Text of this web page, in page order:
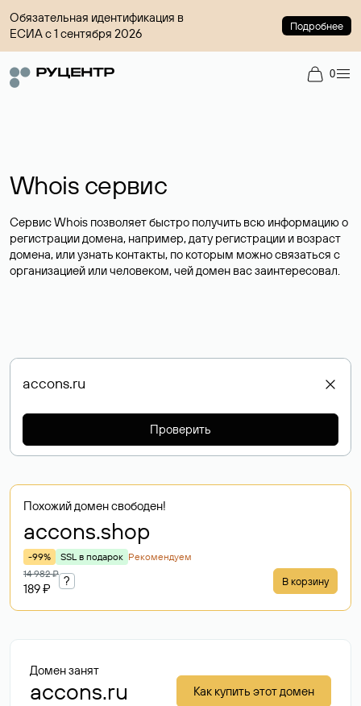
Обязательная идентификация в
ЕСИА с 1 сентября 2026
Подробнее
0
Whois сервис
Сервис Whois позволяет быстро получить всю информацию о
регистрации домена, например, дату регистрации и возраст
домена, или узнать контакты, по которым можно связаться с
организацией или человеком, чей домен вас заинтересовал.
Проверить
Похожий домен свободен!
accons.shop
-99% SSL в подарок Рекомендуем
14 982 ₽
189 ₽
? В корзину
Домен занят
accons.ru Как купить этот домен